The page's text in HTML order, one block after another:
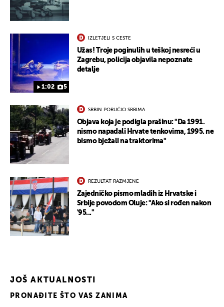
1:02 5
IZLETJELI S CESTE
Užas! Troje poginulih u teškoj nesreći u
Zagrebu, policija objavila nepoznate
detalje
SRBIN PORUČIO SRBIMA
Objava koja je podigla prašinu: "Da 1991.
nismo napadali Hrvate tenkovima, 1995. ne
bismo bježali na traktorima"
REZULTAT RAZMJENE
Zajedničko pismo mladih iz Hrvatske i
Srbije povodom Oluje: "Ako si rođen nakon
'95..."
JOŠ AKTUALNOSTI
PRONAĐITE ŠTO VAS ZANIMA